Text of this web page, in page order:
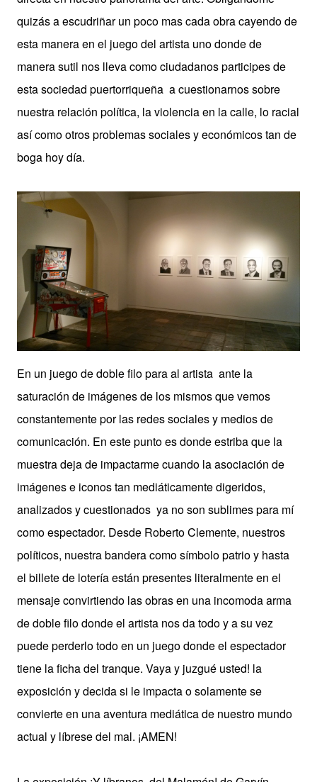
quizás a escudriñar un poco mas cada obra cayendo de
esta manera en el juego del artista uno donde de
manera sutil nos lleva como ciudadanos participes de
esta sociedad puertorriqueña a cuestionarnos sobre
nuestra relación política, la violencia en la calle, lo racial
así como otros problemas sociales y económicos tan de
boga hoy día.
En un juego de doble filo para al artista ante la
saturación de imágenes de los mismos que vemos
constantemente por las redes sociales y medios de
comunicación. En este punto es donde estriba que la
muestra deja de impactarme cuando la asociación de
imágenes e iconos tan mediáticamente digeridos,
analizados y cuestionados ya no son sublimes para mí
como espectador. Desde Roberto Clemente, nuestros
políticos, nuestra bandera como símbolo patrio y hasta
el billete de lotería están presentes literalmente en el
mensaje convirtiendo las obras en una incomoda arma
de doble filo donde el artista nos da todo y a su vez
puede perderlo todo en un juego donde el espectador
tiene la ficha del tranque. Vaya y juzgué usted! la
exposición y decida si le impacta o solamente se
convierte en una aventura mediática de nuestro mundo
actual y líbrese del mal. ¡AMEN!